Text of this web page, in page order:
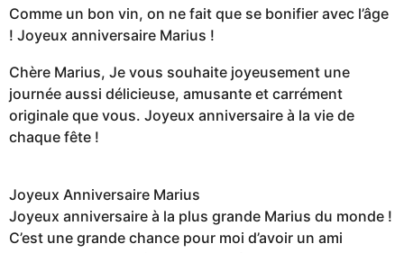
Comme un bon vin, on ne fait que se bonifier avec l’âge
! Joyeux anniversaire Marius !
Chère Marius, Je vous souhaite joyeusement une
journée aussi délicieuse, amusante et carrément
originale que vous. Joyeux anniversaire à la vie de
chaque fête !
Joyeux Anniversaire Marius
Joyeux anniversaire à la plus grande Marius du monde !
C’est une grande chance pour moi d’avoir un ami